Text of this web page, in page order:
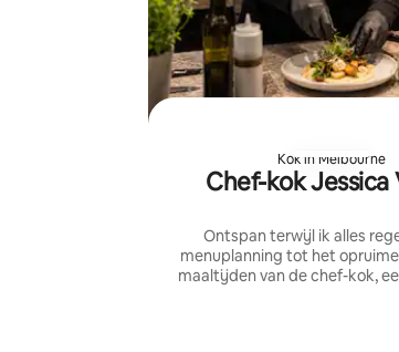
Kok in Melbourne
Chef-kok Jessica
Ontspan terwijl ik alles
menuplanning tot het
maaltijden van de chef-kok,